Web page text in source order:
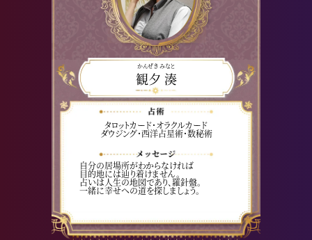
かんぜき みなと
観夕 湊
タロットカード・オラクルカード
ダウジング・西洋占星術・数秘術
自分の居場所がわからなければ
目的地には辿り着けません。
占いは人生の地図であり、羅針盤。
一緒に幸せへの道を探しましょう。